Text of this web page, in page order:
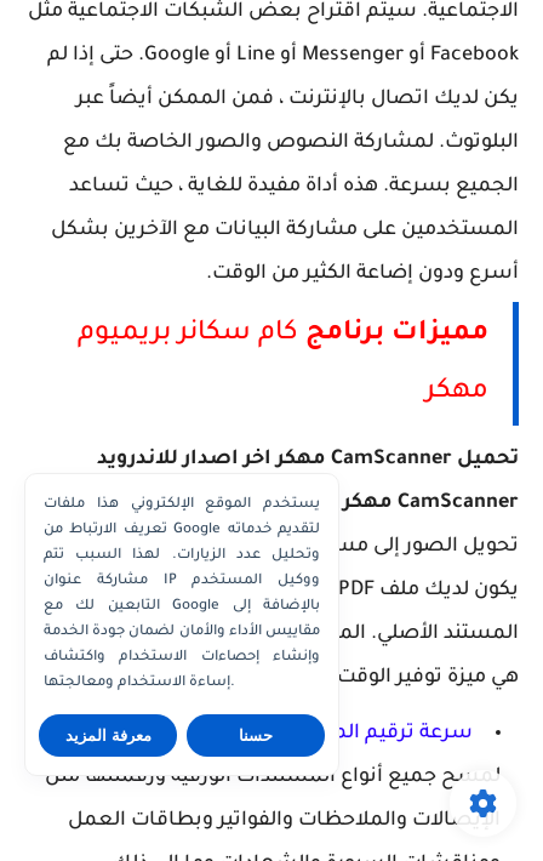
الاجتماعية. سيتم اقتراح بعض الشبكات الاجتماعية مثل
Facebook أو Messenger أو Line أو Google. حتى إذا لم
يكن لديك اتصال بالإنترنت ، فمن الممكن أيضاً عبر
البلوتوث. لمشاركة النصوص والصور الخاصة بك مع
الجميع بسرعة. هذه أداة مفيدة للغاية ، حيث تساعد
المستخدمين على مشاركة البيانات مع الآخرين بشكل
أسرع ودون إضاعة الكثير من الوقت.
مميزات برنامج كام سكانر بريميوم
مهكر
تحميل CamScanner مهكر اخر اصدار للاندرويد
CamScanner مهكر بريميوم
هو تطبيق مسح قادر على
تحويل الصور إلى مستندات PDF. بلمسة واحدة فقط ،
يكون لديك ملف PDF لتحريره دون الحاجة إلى إعادة إدخال
المستند الأصلي. المزايا التي يوفرها لك CamScanner
هي ميزة توفير الوقت والسرعة والملاءمة وغيرها :
سرعة ترقيم المستندات: استخدم كاميرا هاتفك
لمسح جميع أنواع المستندات الورقية ورقمنتها مثل
الإيصالات والملاحظات والفواتير وبطاقات العمل
يستخدم الموقع الإلكتروني هذا ملفات
تعريف الارتباط من Google لتقديم خدماته
وتحليل عدد الزيارات. لهذا السبب تتم
مشاركة عنوان IP ووكيل المستخدم
التابعين لك مع Google بالإضافة إلى
مقاييس الأداء والأمان لضمان جودة الخدمة
وإنشاء إحصاءات الاستخدام واكتشاف
إساءة الاستخدام ومعالجتها.
معرفة المزيد حسنا